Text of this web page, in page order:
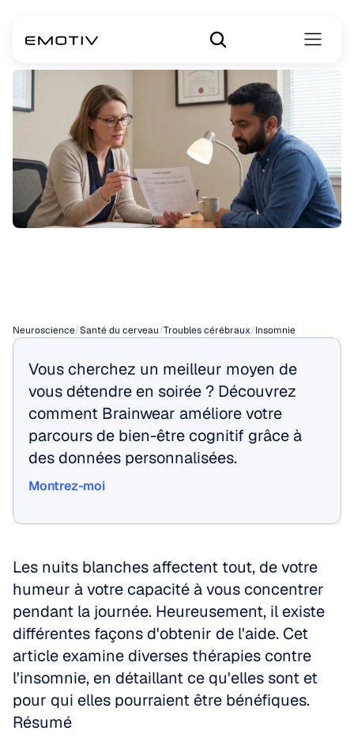
Neuroscience/Santé du cerveau/Troubles cérébraux/Insomnie
Vous cherchez un meilleur moyen de
vous détendre en soirée ? Découvrez
comment Brainwear améliore votre
parcours de bien-être cognitif grâce à
des données personnalisées.
Montrez-moi
Les nuits blanches affectent tout, de votre
humeur à votre capacité à vous concentrer
pendant la journée. Heureusement, il existe
différentes façons d'obtenir de l'aide. Cet
article examine diverses thérapies contre
l'insomnie, en détaillant ce qu'elles sont et
pour qui elles pourraient être bénéfiques.
Résumé